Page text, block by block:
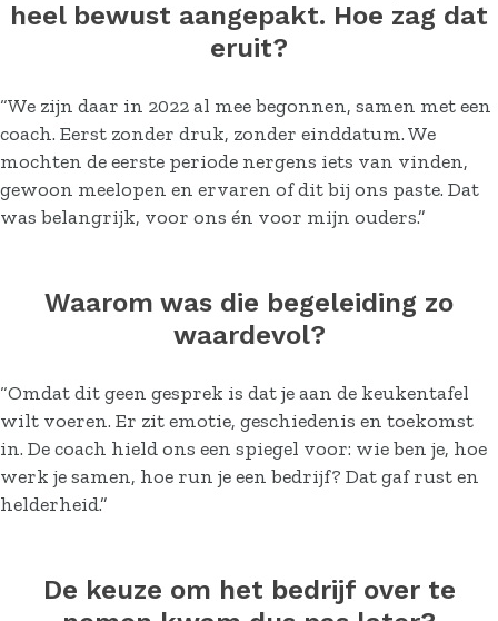
heel bewust aangepakt. Hoe zag dat
eruit?
“We zijn daar in 2022 al mee begonnen, samen met een
coach. Eerst zonder druk, zonder einddatum. We
mochten de eerste periode nergens iets van vinden,
gewoon meelopen en ervaren of dit bij ons paste. Dat
was belangrijk, voor ons én voor mijn ouders.”
Waarom was die begeleiding zo
waardevol?
“Omdat dit geen gesprek is dat je aan de keukentafel
wilt voeren. Er zit emotie, geschiedenis en toekomst
in. De coach hield ons een spiegel voor: wie ben je, hoe
werk je samen, hoe run je een bedrijf? Dat gaf rust en
helderheid.”
De keuze om het bedrijf over te